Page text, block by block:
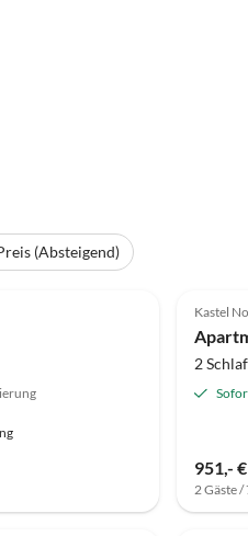
(Absteigend)
Kastel
2
951,- €
2 Gäste /